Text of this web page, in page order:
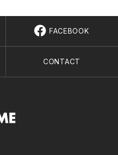
FACEBOOK
CONTACT